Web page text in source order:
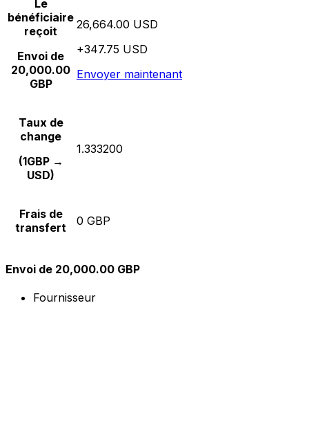
Le
bénéficiaire
reçoit
Envoi de
20,000.00
GBP
26,664.00 USD
+347.75 USD
Envoyer maintenant
Taux de
change
(1GBP →
USD)
1.333200
Frais de
transfert
0 GBP
Envoi de 20,000.00 GBP
Fournisseur